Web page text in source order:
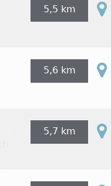
5,5 km
5,6 km
Les Mines
5,7 km